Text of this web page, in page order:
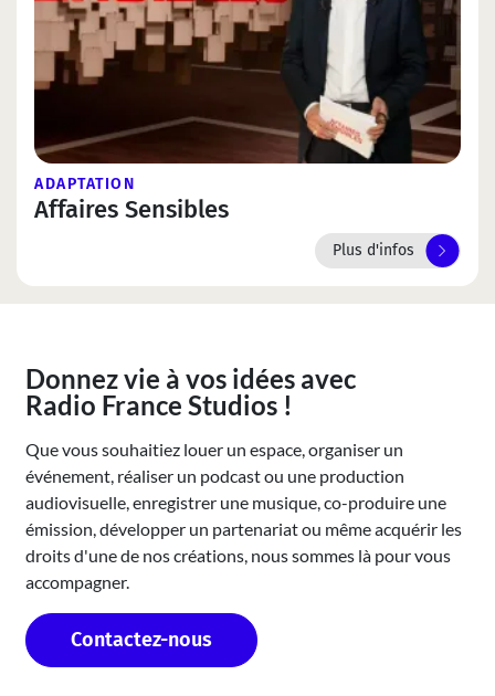
ADAPTATION
Affaires Sensibles
Plus d'infos
Donnez vie à vos idées avec
Radio France Studios !
Que vous souhaitiez louer un espace, organiser un
événement, réaliser un podcast ou une production
audiovisuelle, enregistrer une musique, co-produire une
émission, développer un partenariat ou même acquérir les
droits d'une de nos créations, nous sommes là pour vous
accompagner.
Contactez-nous